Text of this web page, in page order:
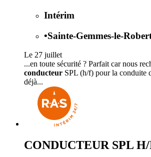
Intérim
•Sainte-Gemmes-le-
Le 27 juillet
...en toute sécurité ? Parfait car nous
conducteur SPL (h/f) pour la conduite
déjà...
CONDUCTEUR SPL